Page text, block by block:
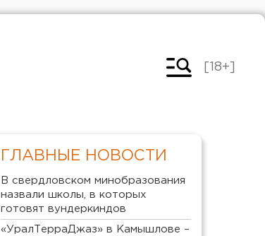
[18+]
ГЛАВНЫЕ НОВОСТИ
В свердловском минобразования
назвали школы, в которых
готовят вундеркиндов
«УралТерраДжаз» в Камышлове –